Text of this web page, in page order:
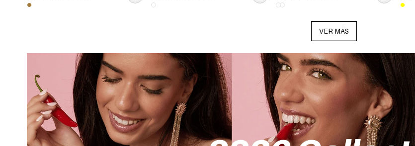
VER MÁS